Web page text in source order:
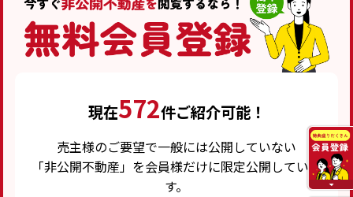
現在572件ご紹介可能！
売主様のご要望で一般には公開していない
「非公開不動産」を会員様だけに限定公開していま
す。